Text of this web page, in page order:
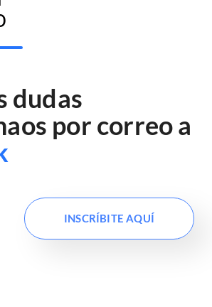
dudas
por correo a
INSCRÍBITE AQUÍ